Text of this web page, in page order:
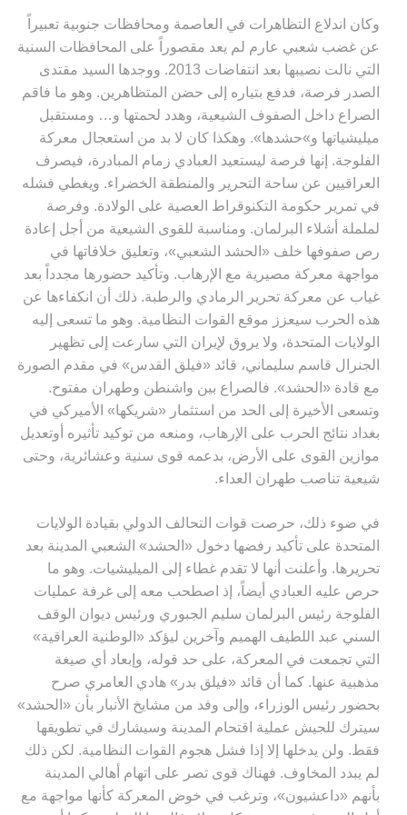
وكان اندلاع التظاهرات في العاصمة ومحافظات جنوبية تعبيراً
عن غضب شعبي عارم لم يعد مقصوراً على المحافظات السنية
التي نالت نصيبها بعد انتفاضات 2013. ووجدها السيد مقتدى
الصدر فرصة، فدفع بتياره إلى حضن المتظاهرين. وهو ما فاقم
الصراع داخل الصفوف الشيعية، وهدد لحمتها و… ومستقبل
ميليشياتها و»حشدها». وهكذا كان لا بد من استعجال معركة
الفلوجة. إنها فرصة ليستعيد العبادي زمام المبادرة، فيصرف
العراقيين عن ساحة التحرير والمنطقة الخضراء. ويغطي فشله
في تمرير حكومة التكنوقراط العصية على الولادة. وفرصة
لململة أشلاء البرلمان. ومناسبة للقوى الشيعية من أجل إعادة
رص صفوفها خلف «الحشد الشعبي»، وتعليق خلافاتها في
مواجهة معركة مصيرية مع الإرهاب. وتأكيد حضورها مجدداً بعد
غياب عن معركة تحرير الرمادي والرطبة. ذلك أن انكفاءها عن
هذه الحرب سيعزز موقع القوات النظامية. وهو ما تسعى إليه
الولايات المتحدة، ولا يروق لإيران التي سارعت إلى تظهير
الجنرال قاسم سليماني، قائد «فيلق القدس» في مقدم الصورة
مع قادة «الحشد». فالصراع بين واشنطن وطهران مفتوح.
وتسعى الأخيرة إلى الحد من استثمار «شريكها» الأميركي في
بغداد نتائج الحرب على الإرهاب، ومنعه من توكيد تأثيره أوتعديل
موازين القوى على الأرض، بدعمه قوى سنية وعشائرية، وحتى
شيعية تناصب طهران العداء.
في ضوء ذلك، حرصت قوات التحالف الدولي بقيادة الولايات
المتحدة على تأكيد رفضها دخول «الحشد» الشعبي المدينة بعد
تحريرها. وأعلنت أنها لا تقدم غطاء إلى الميليشيات. وهو ما
حرص عليه العبادي أيضاً، إذ اصطحب معه إلى غرفة عمليات
الفلوجة رئيس البرلمان سليم الجبوري ورئيس ديوان الوقف
السني عبد اللطيف الهميم وآخرين ليؤكد «الوطنية العراقية»
التي تجمعت في المعركة، على حد قوله، وإبعاد أي صيغة
مذهبية عنها. كما أن قائد «فيلق بدر» هادي العامري صرح
بحضور رئيس الوزراء، وإلى وفد من مشايخ الأنبار بأن «الحشد»
سيترك للجيش عملية اقتحام المدينة وسيشارك في تطويقها
فقط. ولن يدخلها إلا إذا فشل هجوم القوات النظامية. لكن ذلك
لم يبدد المخاوف. فهناك قوى تصر على اتهام أهالي المدينة
بأنهم «داعشيون»، وترغب في خوض المعركة كأنها مواجهة مع